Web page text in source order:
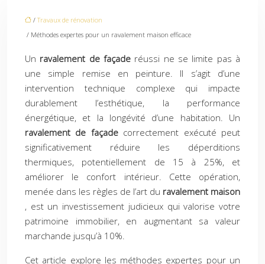
/Travaux de rénovation
/ Méthodes expertes pour un ravalement maison efficace
Un ravalement de façade réussi ne se limite pas à
une simple remise en peinture. Il s’agit d’une
intervention technique complexe qui impacte
durablement l’esthétique, la performance
énergétique, et la longévité d’une habitation. Un
ravalement de façade correctement exécuté peut
significativement réduire les déperditions
thermiques, potentiellement de 15 à 25%, et
améliorer le confort intérieur. Cette opération,
menée dans les règles de l’art du ravalement maison
, est un investissement judicieux qui valorise votre
patrimoine immobilier, en augmentant sa valeur
marchande jusqu’à 10%.
Cet article explore les méthodes expertes pour un